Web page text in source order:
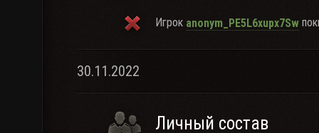
Игрок anonym_PE5L6xupx7Sw
30.11.2022
Личный состав